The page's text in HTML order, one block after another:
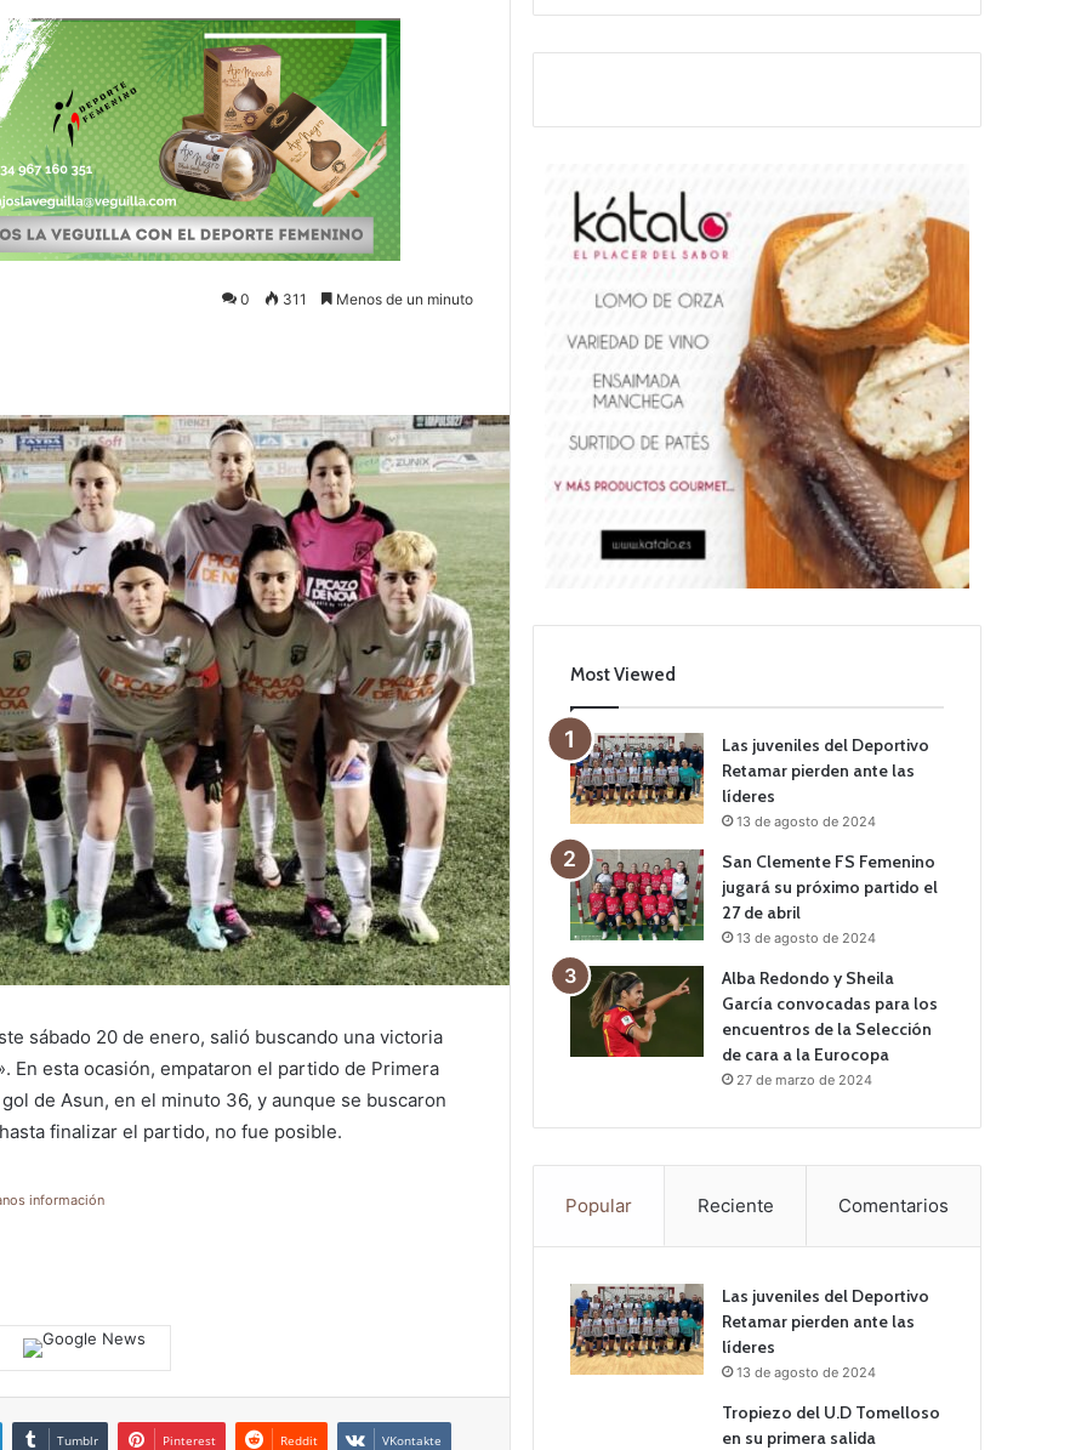
0 311 Menos de un minuto
sábado 20 de enero, salió buscando una victoria
En esta ocasión, empataron el partido de Primera
de Asun, en el minuto 36, y aunque se buscaron
finalizar el partido, no fue posible.
información
Tumblr Pinterest Reddit VKontakte
Most Viewed
Las juveniles del Deportivo
Retamar pierden ante las
líderes
13 de agosto de 2024
San Clemente FS Femenino
jugará su próximo partido el
27 de abril
13 de agosto de 2024
Alba Redondo y Sheila
García convocadas para los
encuentros de la Selección
de cara a la Eurocopa
27 de marzo de 2024
Popular Reciente Comentarios
Las juveniles del Deportivo
Retamar pierden ante las
líderes
13 de agosto de 2024
Tropiezo del U.D Tomelloso
en su primera salida